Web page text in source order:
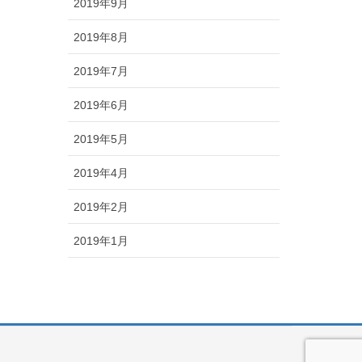
2019年9月
2019年8月
2019年7月
2019年6月
2019年5月
2019年4月
2019年2月
2019年1月